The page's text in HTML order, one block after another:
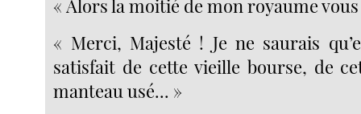
« Alors la moitié de mon royaume
« Merci, Majesté ! Je ne saurais
satisfait de cette vieille bourse, de
manteau usé... »